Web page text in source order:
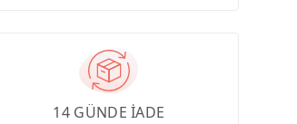
14 GÜNDE İADE